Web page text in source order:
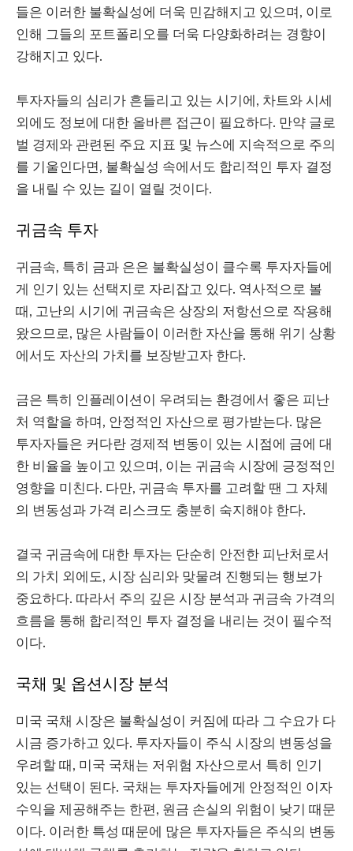
들은 이러한 불확실성에 더욱 민감해지고 있으며, 이로
인해 그들의 포트폴리오를 더욱 다양화하려는 경향이
강해지고 있다.
투자자들의 심리가 흔들리고 있는 시기에, 차트와 시세
외에도 정보에 대한 올바른 접근이 필요하다. 만약 글로
벌 경제와 관련된 주요 지표 및 뉴스에 지속적으로 주의
를 기울인다면, 불확실성 속에서도 합리적인 투자 결정
을 내릴 수 있는 길이 열릴 것이다.
귀금속 투자
귀금속, 특히 금과 은은 불확실성이 클수록 투자자들에
게 인기 있는 선택지로 자리잡고 있다. 역사적으로 볼
때, 고난의 시기에 귀금속은 상장의 저항선으로 작용해
왔으므로, 많은 사람들이 이러한 자산을 통해 위기 상황
에서도 자산의 가치를 보장받고자 한다.
금은 특히 인플레이션이 우려되는 환경에서 좋은 피난
처 역할을 하며, 안정적인 자산으로 평가받는다. 많은
투자자들은 커다란 경제적 변동이 있는 시점에 금에 대
한 비율을 높이고 있으며, 이는 귀금속 시장에 긍정적인
영향을 미친다. 다만, 귀금속 투자를 고려할 땐 그 자체
의 변동성과 가격 리스크도 충분히 숙지해야 한다.
결국 귀금속에 대한 투자는 단순히 안전한 피난처로서
의 가치 외에도, 시장 심리와 맞물려 진행되는 행보가
중요하다. 따라서 주의 깊은 시장 분석과 귀금속 가격의
흐름을 통해 합리적인 투자 결정을 내리는 것이 필수적
이다.
국채 및 옵션시장 분석
미국 국채 시장은 불확실성이 커짐에 따라 그 수요가 다
시금 증가하고 있다. 투자자들이 주식 시장의 변동성을
우려할 때, 미국 국채는 저위험 자산으로서 특히 인기
있는 선택이 된다. 국채는 투자자들에게 안정적인 이자
수익을 제공해주는 한편, 원금 손실의 위험이 낮기 때문
이다. 이러한 특성 때문에 많은 투자자들은 주식의 변동